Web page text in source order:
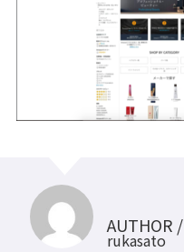
AUTHOR /
rukasato